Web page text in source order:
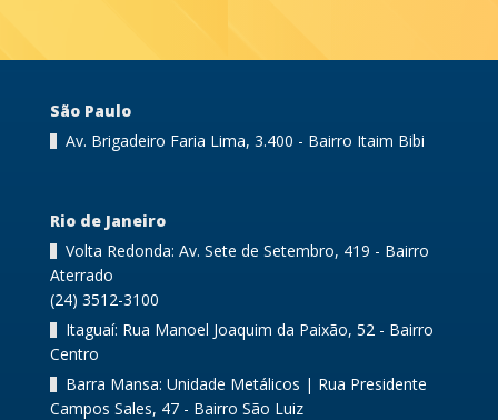
São Paulo
Av. Brigadeiro Faria Lima, 3.400 - Bairro Itaim Bibi
Rio de Janeiro
Volta Redonda: Av. Sete de Setembro, 419 - Bairro
Aterrado
(24) 3512-3100
Itaguaí: Rua Manoel Joaquim da Paixão, 52 - Bairro
Centro
Barra Mansa: Unidade Metálicos | Rua Presidente
Campos Sales, 47 - Bairro São Luiz